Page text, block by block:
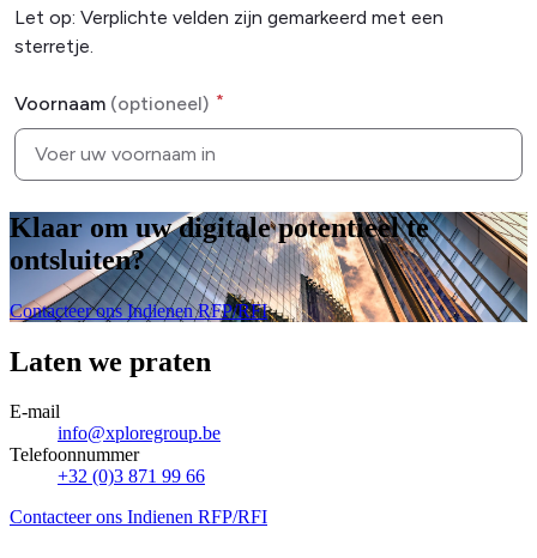
Klaar om uw digitale potentieel te
ontsluiten?
Contacteer onsIndienen RFP/RFI
Laten we praten
E-mail
info@xploregroup.be
Telefoonnummer
+32 (0)3 871 99 66
Contacteer ons Indienen RFP/RFI